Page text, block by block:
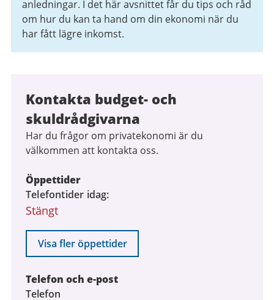
anledningar. I det här avsnittet får du tips och råd
om hur du kan ta hand om din ekonomi när du
har fått lägre inkomst.
Kontakta budget- och
skuldrådgivarna
Har du frågor om privatekonomi är du
välkommen att kontakta oss.
Öppettider
Telefontider idag
Stängt
Visa fler öppettider
Telefon och e-post
Telefon